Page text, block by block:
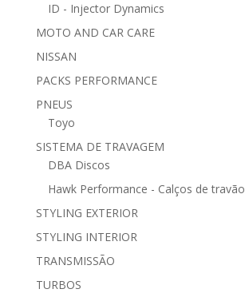
ID - Injector Dynamics
MOTO AND CAR CARE
NISSAN
PACKS PERFORMANCE
PNEUS
Toyo
SISTEMA DE TRAVAGEM
DBA Discos
Hawk Performance - Calços de travão
STYLING EXTERIOR
STYLING INTERIOR
TRANSMISSÃO
TURBOS